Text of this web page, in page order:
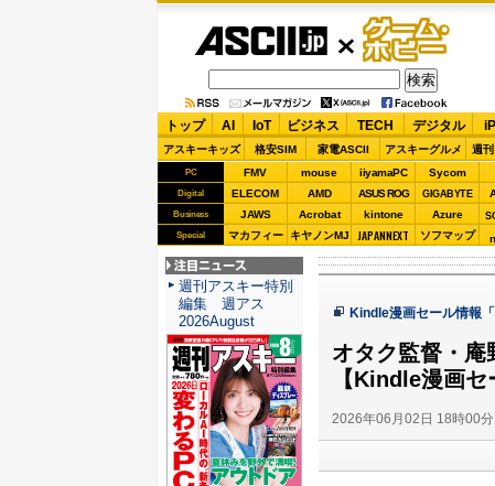
ゲーム・
ホビー
トップ AI IoT ビジネス TECH デジタル
アスキーキッズ 格安SIM 家電ASCII アスキーグルメ 週
PC FMV mouse iiyamaPC Sycom
Digital ELECOM AMD ASUS ROG GIGABYTE
Business JAWS Acrobat kintone Azure
Special マカフィー キヤノンMJ JAPANNEXT ソフマップ
Kindle漫画セール情報「
オタク監督・庵
【Kindle漫画セ
2026年06月02日 18時00
注目ニュース
週刊アスキー特別
編集 週アス
2026August